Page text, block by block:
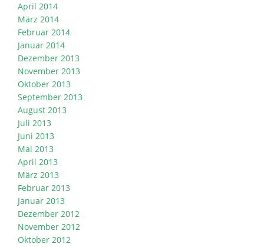
April 2014
März 2014
Februar 2014
Januar 2014
Dezember 2013
November 2013
Oktober 2013
September 2013
August 2013
Juli 2013
Juni 2013
Mai 2013
April 2013
März 2013
Februar 2013
Januar 2013
Dezember 2012
November 2012
Oktober 2012